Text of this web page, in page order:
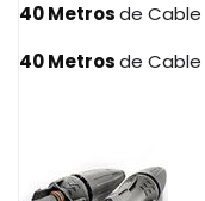
40 Metrosde Cable
40 Metrosde Cable